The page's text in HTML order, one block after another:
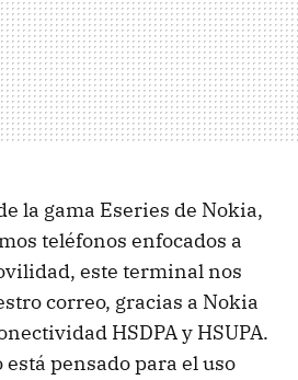
la gama Eseries de Nokia,
teléfonos enfocados a
este terminal nos
correo, gracias a Nokia
HSDPAy HSUPA.
pensado para el uso